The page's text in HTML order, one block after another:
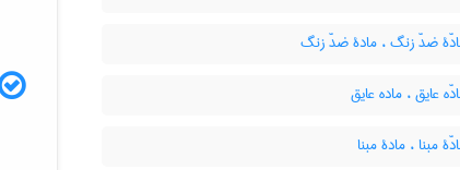
ضدّ زنگ ، مادۀ ضدّ زنگ
عایق ، ماده عایق
مبنا ، مادۀ مبنا